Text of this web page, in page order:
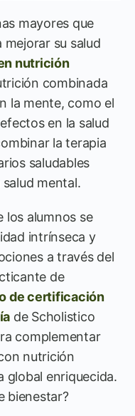
mayores que
su salud
nutrición
combinada
la mente, como el
en la salud
la terapia
saludables
mental.
los alumnos se
intrínseca y
a través del
de
de certificación
de Scholistico
complementar
nutrición
global enriquecida.
bienestar?